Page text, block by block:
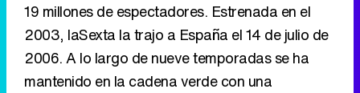
19 millones de espectadores. Estrenada en el
2003, laSexta la trajo a España el 14 de julio de
2006. A lo largo de nueve temporadas se ha
mantenido en la cadena verde con una